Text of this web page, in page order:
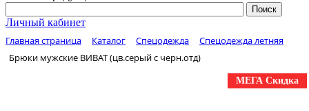
Личный кабинет
Главная страница Каталог Спецодежда
Спецодежда летняя
Брюки мужские ВИВАТ (цв.серый с черн.отд)
МЕГА Скидка